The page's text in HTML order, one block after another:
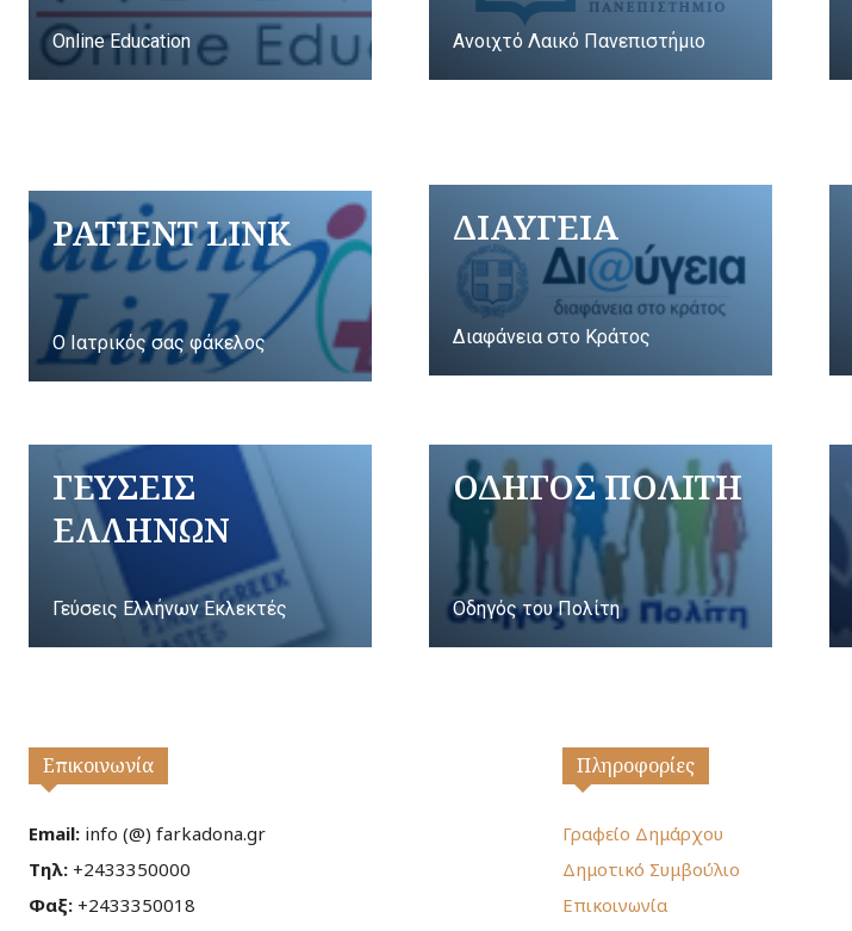
Online Education Ανοιχτό Λαικό Πανεπιστήμιο
PATIENT LINK
Ο Ιατρικός σας φάκελος
ΔΙΑΥΓΕΙΑ
Διαφάνεια στο Κράτος
ΓΕΥΣΕΙΣ
ΕΛΛΗΝΩΝ
Γεύσεις Ελλήνων Εκλεκτές
ΟΔΗΓΟΣ ΠΟΛΙΤΗ
Οδηγός του Πολίτη
Επικοινωνία
Email: info (@) farkadona.gr
Τηλ: +2433350000
Φαξ: +2433350018
Πληροφορίες
Γραφείο Δημάρχου
Δημοτικό Συμβούλιο
Επικοινωνία